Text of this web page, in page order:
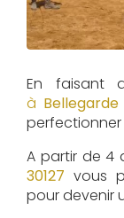
En faisant
à Bellegarde
A partir de 4
30127 vous
pour devenir